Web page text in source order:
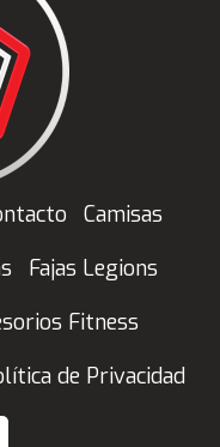
Camisas
Fajas Legions
Fitness
de Privacidad